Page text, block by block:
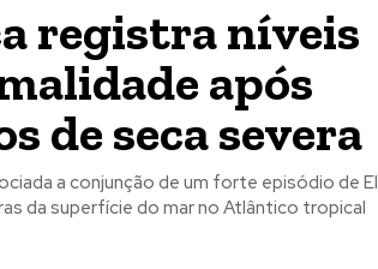
registra níveis
após
de seca severa
a conjunção de um forte episódio de El
da superfície do mar no Atlântico tropical